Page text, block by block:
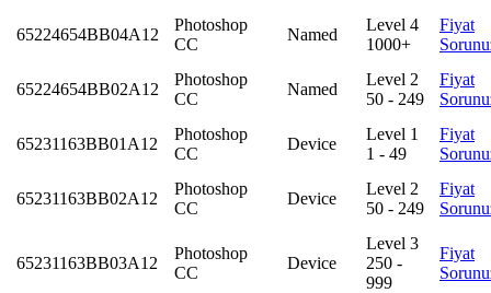
65224654BB04A12
Photoshop
CC
Named
Level 4
1000+
Fiyat
65224654BB02A12
Photoshop
CC
Named
Level 2
50 - 249
Fiyat
65231163BB01A12
Photoshop
CC
Device
Level 1
1 - 49
Fiyat
65231163BB02A12
Photoshop
CC
Device
Level 2
50 - 249
Fiyat
65231163BB03A12
Photoshop
CC
Device
Level 3
250 -
999
Fiyat